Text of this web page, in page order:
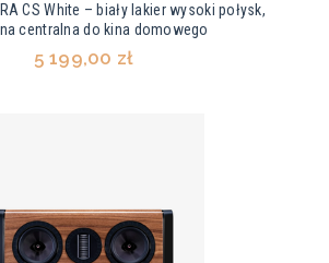
CS White – biały lakier wysoki połysk,
centralna do kina domowego
5 199,00 zł